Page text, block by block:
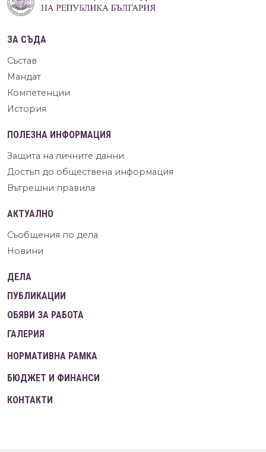
ЗА СЪДА
Състав
Мандат
Компетенции
История
ПОЛЕЗНА ИНФОРМАЦИЯ
Защита на личните данни
Достъп до обществена информация
Вътрешни правила
АКТУАЛНО
Съобщения по дела
Новини
ДЕЛА
ПУБЛИКАЦИИ
ОБЯВИ ЗА РАБОТА
ГАЛЕРИЯ
НОРМАТИВНА РАМКА
БЮДЖЕТ И ФИНАНСИ
КОНТАКТИ